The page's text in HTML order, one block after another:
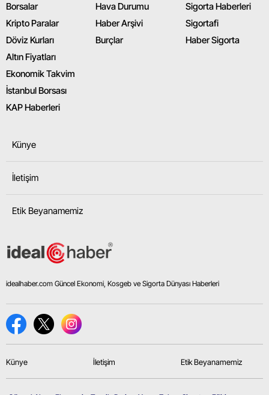
Borsalar
Kripto Paralar
Döviz Kurları
Altın Fiyatları
Ekonomik Takvim
İstanbul Borsası
KAP Haberleri
Hava Durumu
Haber Arşivi
Burçlar
Sigorta Haberleri
Sigortafi
Haber Sigorta
Künye
İletişim
Etik Beyanamemiz
idealhaber.com Güncel Ekonomi, Kosgeb ve Sigorta Dünyası Haberleri
Künye İletişim Etik Beyanamemiz